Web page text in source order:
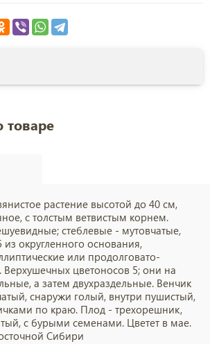
растение высотой до 40 см,
с толстым ветвистым корнем.
стеблевые - мутовчатые,
округленного основания,
или продолговато-
Верхушечных цветоносов 5; они на
а затем двухраздельные. Венчик
снаружи голый, внутри пушистый,
по краю. Плод - трехорешник,
с бурыми семенами. Цветет в мае.
Сибири